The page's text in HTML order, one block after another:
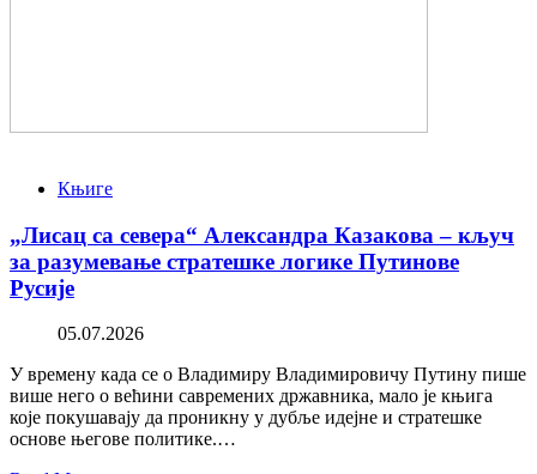
Књиге
„Лисац са севера“ Александра Казакова – кључ
за разумевање стратешке логике Путинове
Русије
05.07.2026
У времену када се о Владимиру Владимировичу Путину пише
више него о већини савремених државника, мало је књига
које покушавају да проникну у дубље идејне и стратешке
основе његове политике.…